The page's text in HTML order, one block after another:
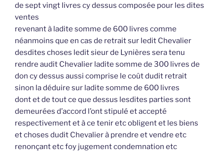
de sept vingt livres cy dessus composée pour les dites
ventes
revenant à ladite somme de 600 livres comme
néanmoins que en cas de retrait sur ledit Chevalier
desdites choses ledit sieur de Lynières sera tenu
rendre audit Chevalier ladite somme de 300 livres de
don cy dessus aussi comprise le coût dudit retrait
sinon la déduire sur ladite somme de 600 livres
dont et de tout ce que dessus lesdites parties sont
demeurées d’accord l’ont stipulé et accepté
respectivement et à ce tenir etc obligent et les biens
et choses dudit Chevalier à prendre et vendre etc
renonçant etc foy jugement condemnation etc